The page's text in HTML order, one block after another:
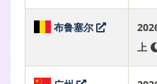
布鲁塞尔
上